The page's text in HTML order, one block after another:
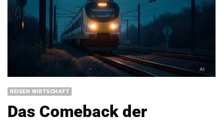
REISEN WIRTSCHAFT
Das Comeback der